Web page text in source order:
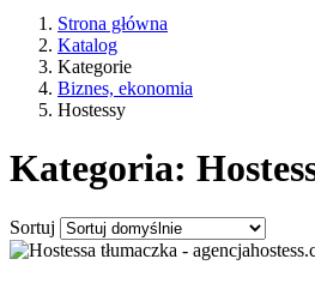
Strona główna
Katalog
Kategorie
Biznes, ekonomia
Hostessy
Kategoria:
Sortuj